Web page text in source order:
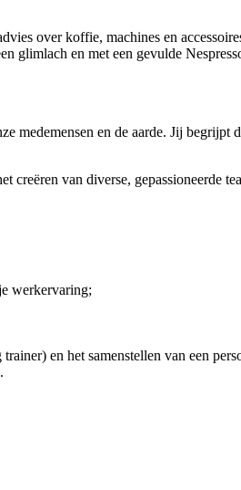
over koffie, machines en
en met een gevulde
medemensen en de aarde. Jij
creëren van diverse, gepassioneerde
werkervaring;
en het samenstellen van een